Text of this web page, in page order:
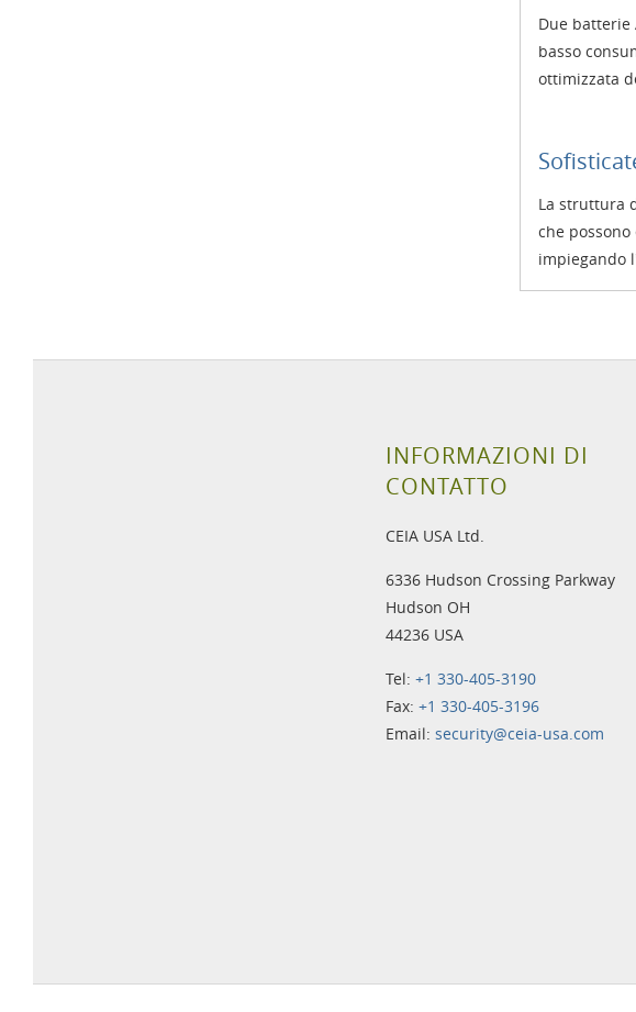
Due batterie
basso
ottimizzata
La struttura
che
impiegando
INFORMAZIONI DI
CONTATTO
CEIA USA Ltd.
6336 Hudson Crossing Parkway
Hudson OH
44236 USA
Tel: +1 330-405-3190
Fax: +1 330-405-3196
Email: security@ceia-usa.com